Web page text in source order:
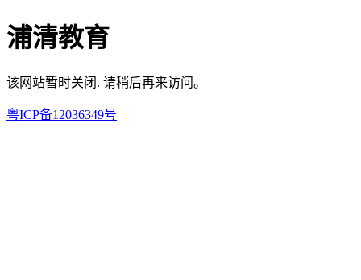
浦清教育
该网站暂时关闭. 请稍后再来访问。
粤ICP备12036349号